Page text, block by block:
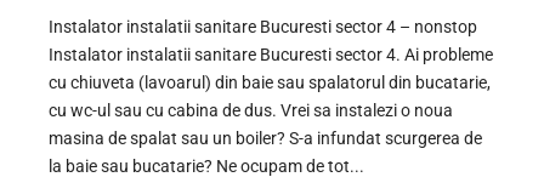
Instalator instalatii sanitare Bucuresti sector 4 – nonstop
Instalator instalatii sanitare Bucuresti sector 4. Ai probleme
cu chiuveta (lavoarul) din baie sau spalatorul din bucatarie,
cu wc-ul sau cu cabina de dus. Vrei sa instalezi o noua
masina de spalat sau un boiler? S-a infundat scurgerea de
la baie sau bucatarie? Ne ocupam de tot...